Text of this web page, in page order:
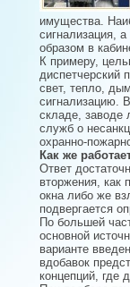
имущества.
сигнализация,
образом в
К примеру,
диспетчерский
свет, тепло,
сигнализацию.
складе, заводе
служб о
охранно-
Как же
Ответ
вторжения, как
окна либо же
подвергается
По большей
основной
варианте
вдобавок
концепций, где